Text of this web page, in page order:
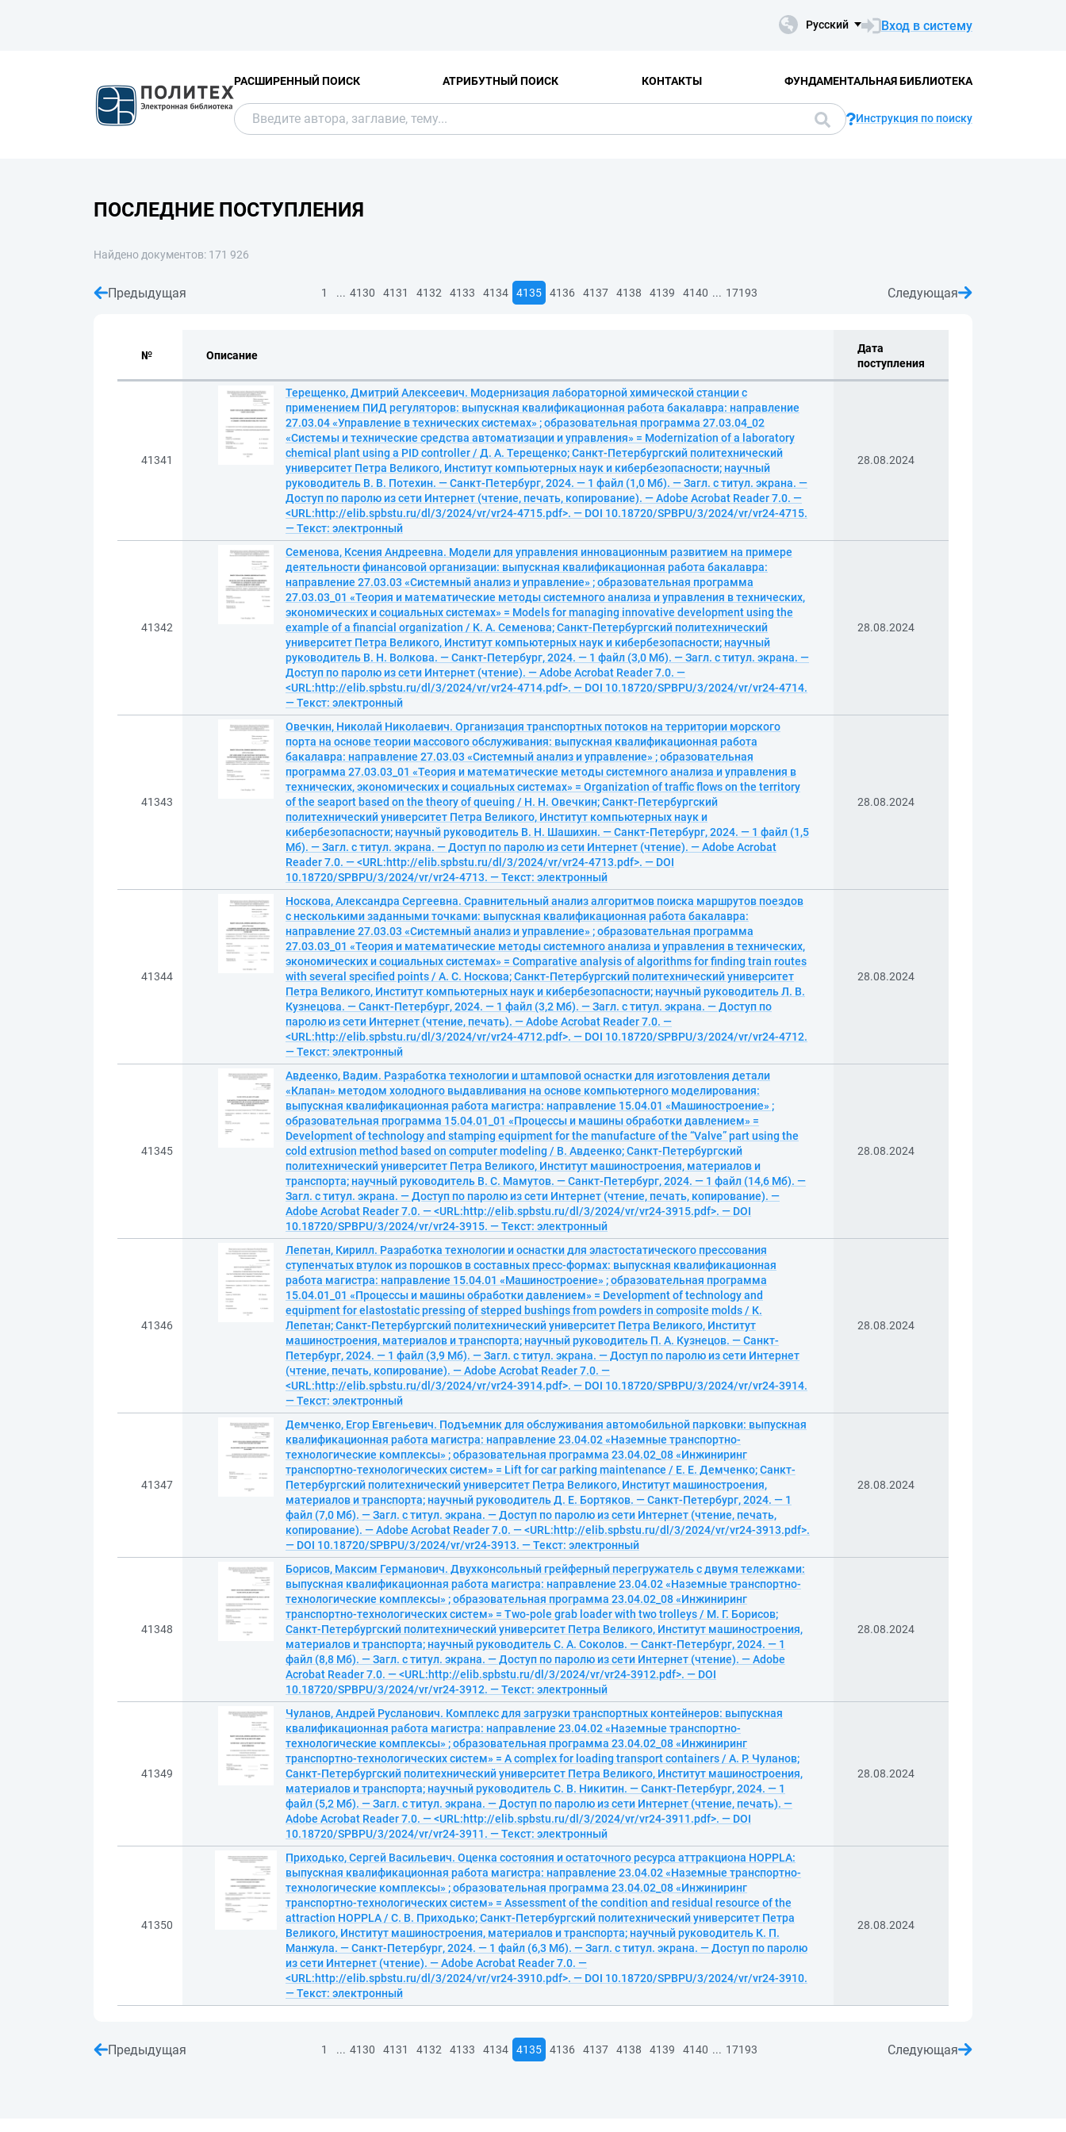
Русский Вход в систему
РАСШИРЕННЫЙ ПОИСК АТРИБУТНЫЙ ПОИСК КОНТАКТЫ ФУНДАМЕНТАЛЬНАЯ БИБЛИОТЕКА
Инструкция по поиску
ПОСЛЕДНИЕ ПОСТУПЛЕНИЯ
Найдено документов: 171 926
Предыдущая 1 ... 4130 4131 4132 4133 4134 4135 4136 4137 4138 4139 4140 ... 17193 Следующая
№ Описание
Дата
поступления
41341
Терещенко, Дмитрий Алексеевич. Модернизация лабораторной химической станции с
применением ПИД регуляторов: выпускная квалификационная работа бакалавра: направление
27.03.04 «Управление в технических системах» ; образовательная программа 27.03.04_02
«Системы и технические средства автоматизации и управления» = Modernization of a laboratory
chemical plant using a PID controller / Д. А. Терещенко; Санкт-Петербургский политехнический
университет Петра Великого, Институт компьютерных наук и кибербезопасности; научный
руководитель В. В. Потехин. — Санкт-Петербург, 2024. — 1 файл (1,0 Мб). — Загл. с титул. экрана. —
Доступ по паролю из сети Интернет (чтение, печать, копирование). — Adobe Acrobat Reader 7.0. —
<URL:http://elib.spbstu.ru/dl/3/2024/vr/vr24-4715.pdf>. — DOI 10.18720/SPBPU/3/2024/vr/vr24-4715.
— Текст: электронный
28.08.2024
41342
Семенова, Ксения Андреевна. Модели для управления инновационным развитием на примере
деятельности финансовой организации: выпускная квалификационная работа бакалавра:
направление 27.03.03 «Системный анализ и управление» ; образовательная программа
27.03.03_01 «Теория и математические методы системного анализа и управления в технических,
экономичеcких и социальных системах» = Models for managing innovative development using the
example of a financial organization / К. А. Семенова; Санкт-Петербургский политехнический
университет Петра Великого, Институт компьютерных наук и кибербезопасности; научный
руководитель В. Н. Волкова. — Санкт-Петербург, 2024. — 1 файл (3,0 Мб). — Загл. с титул. экрана. —
Доступ по паролю из сети Интернет (чтение). — Adobe Acrobat Reader 7.0. —
<URL:http://elib.spbstu.ru/dl/3/2024/vr/vr24-4714.pdf>. — DOI 10.18720/SPBPU/3/2024/vr/vr24-4714.
— Текст: электронный
28.08.2024
41343
Овечкин, Николай Николаевич. Организация транспортных потоков на территории морского
порта на основе теории массового обслуживания: выпускная квалификационная работа
бакалавра: направление 27.03.03 «Системный анализ и управление» ; образовательная
программа 27.03.03_01 «Теория и математические методы системного анализа и управления в
технических, экономичеcких и социальных системах» = Organization of traffic flows on the territory
of the seaport based on the theory of queuing / Н. Н. Овечкин; Санкт-Петербургский
политехнический университет Петра Великого, Институт компьютерных наук и
кибербезопасности; научный руководитель В. Н. Шашихин. — Санкт-Петербург, 2024. — 1 файл (1,5
Мб). — Загл. с титул. экрана. — Доступ по паролю из сети Интернет (чтение). — Adobe Acrobat
Reader 7.0. — <URL:http://elib.spbstu.ru/dl/3/2024/vr/vr24-4713.pdf>. — DOI
10.18720/SPBPU/3/2024/vr/vr24-4713. — Текст: электронный
28.08.2024
41344
Носкова, Александра Сергеевна. Сравнительный анализ алгоритмов поиска маршрутов поездов
с несколькими заданными точками: выпускная квалификационная работа бакалавра:
направление 27.03.03 «Системный анализ и управление» ; образовательная программа
27.03.03_01 «Теория и математические методы системного анализа и управления в технических,
экономичеcких и социальных системах» = Comparative analysis of algorithms for finding train routes
with several specified points / А. С. Носкова; Санкт-Петербургский политехнический университет
Петра Великого, Институт компьютерных наук и кибербезопасности; научный руководитель Л. В.
Кузнецова. — Санкт-Петербург, 2024. — 1 файл (3,2 Мб). — Загл. с титул. экрана. — Доступ по
паролю из сети Интернет (чтение, печать). — Adobe Acrobat Reader 7.0. —
<URL:http://elib.spbstu.ru/dl/3/2024/vr/vr24-4712.pdf>. — DOI 10.18720/SPBPU/3/2024/vr/vr24-4712.
— Текст: электронный
28.08.2024
41345
Авдеенко, Вадим. Разработка технологии и штамповой оснастки для изготовления детали
«Клапан» методом холодного выдавливания на основе компьютерного моделирования:
выпускная квалификационная работа магистра: направление 15.04.01 «Машиностроение» ;
образовательная программа 15.04.01_01 «Процессы и машины обработки давлением» =
Development of technology and stamping equipment for the manufacture of the “Valve” part using the
cold extrusion method based on computer modeling / В. Авдеенко; Санкт-Петербургский
политехнический университет Петра Великого, Институт машиностроения, материалов и
транспорта; научный руководитель В. С. Мамутов. — Санкт-Петербург, 2024. — 1 файл (14,6 Мб). —
Загл. с титул. экрана. — Доступ по паролю из сети Интернет (чтение, печать, копирование). —
Adobe Acrobat Reader 7.0. — <URL:http://elib.spbstu.ru/dl/3/2024/vr/vr24-3915.pdf>. — DOI
10.18720/SPBPU/3/2024/vr/vr24-3915. — Текст: электронный
28.08.2024
41346
Лепетан, Кирилл. Разработка технологии и оснастки для эластостатического прессования
ступенчатых втулок из порошков в составных пресс-формах: выпускная квалификационная
работа магистра: направление 15.04.01 «Машиностроение» ; образовательная программа
15.04.01_01 «Процессы и машины обработки давлением» = Development of technology and
equipment for elastostatic pressing of stepped bushings from powders in composite molds / К.
Лепетан; Санкт-Петербургский политехнический университет Петра Великого, Институт
машиностроения, материалов и транспорта; научный руководитель П. А. Кузнецов. — Санкт-
Петербург, 2024. — 1 файл (3,9 Мб). — Загл. с титул. экрана. — Доступ по паролю из сети Интернет
(чтение, печать, копирование). — Adobe Acrobat Reader 7.0. —
<URL:http://elib.spbstu.ru/dl/3/2024/vr/vr24-3914.pdf>. — DOI 10.18720/SPBPU/3/2024/vr/vr24-3914.
— Текст: электронный
28.08.2024
41347
Демченко, Егор Евгеньевич. Подъемник для обслуживания автомобильной парковки: выпускная
квалификационная работа магистра: направление 23.04.02 «Наземные транспортно-
технологические комплексы» ; образовательная программа 23.04.02_08 «Инжиниринг
транспортно-технологических систем» = Lift for car parking maintenance / Е. Е. Демченко; Санкт-
Петербургский политехнический университет Петра Великого, Институт машиностроения,
материалов и транспорта; научный руководитель Д. Е. Бортяков. — Санкт-Петербург, 2024. — 1
файл (7,0 Мб). — Загл. с титул. экрана. — Доступ по паролю из сети Интернет (чтение, печать,
копирование). — Adobe Acrobat Reader 7.0. — <URL:http://elib.spbstu.ru/dl/3/2024/vr/vr24-3913.pdf>.
— DOI 10.18720/SPBPU/3/2024/vr/vr24-3913. — Текст: электронный
28.08.2024
41348
Борисов, Максим Германович. Двухконсольный грейферный перегружатель с двумя тележками:
выпускная квалификационная работа магистра: направление 23.04.02 «Наземные транспортно-
технологические комплексы» ; образовательная программа 23.04.02_08 «Инжиниринг
транспортно-технологических систем» = Two-pole grab loader with two trolleys / М. Г. Борисов;
Санкт-Петербургский политехнический университет Петра Великого, Институт машиностроения,
материалов и транспорта; научный руководитель С. А. Соколов. — Санкт-Петербург, 2024. — 1
файл (8,8 Мб). — Загл. с титул. экрана. — Доступ по паролю из сети Интернет (чтение). — Adobe
Acrobat Reader 7.0. — <URL:http://elib.spbstu.ru/dl/3/2024/vr/vr24-3912.pdf>. — DOI
10.18720/SPBPU/3/2024/vr/vr24-3912. — Текст: электронный
28.08.2024
41349
Чуланов, Андрей Русланович. Комплекс для загрузки транспортных контейнеров: выпускная
квалификационная работа магистра: направление 23.04.02 «Наземные транспортно-
технологические комплексы» ; образовательная программа 23.04.02_08 «Инжиниринг
транспортно-технологических систем» = A complex for loading transport containers / А. Р. Чуланов;
Санкт-Петербургский политехнический университет Петра Великого, Институт машиностроения,
материалов и транспорта; научный руководитель С. В. Никитин. — Санкт-Петербург, 2024. — 1
файл (5,2 Мб). — Загл. с титул. экрана. — Доступ по паролю из сети Интернет (чтение, печать). —
Adobe Acrobat Reader 7.0. — <URL:http://elib.spbstu.ru/dl/3/2024/vr/vr24-3911.pdf>. — DOI
10.18720/SPBPU/3/2024/vr/vr24-3911. — Текст: электронный
28.08.2024
41350
Приходько, Сергей Васильевич. Оценка состояния и остаточного ресурса аттракциона HOPPLA:
выпускная квалификационная работа магистра: направление 23.04.02 «Наземные транспортно-
технологические комплексы» ; образовательная программа 23.04.02_08 «Инжиниринг
транспортно-технологических систем» = Assessment of the condition and residual resource of the
attraction HOPPLA / С. В. Приходько; Санкт-Петербургский политехнический университет Петра
Великого, Институт машиностроения, материалов и транспорта; научный руководитель К. П.
Манжула. — Санкт-Петербург, 2024. — 1 файл (6,3 Мб). — Загл. с титул. экрана. — Доступ по паролю
из сети Интернет (чтение). — Adobe Acrobat Reader 7.0. —
<URL:http://elib.spbstu.ru/dl/3/2024/vr/vr24-3910.pdf>. — DOI 10.18720/SPBPU/3/2024/vr/vr24-3910.
— Текст: электронный
28.08.2024
Предыдущая 1 ... 4130 4131 4132 4133 4134 4135 4136 4137 4138 4139 4140 ... 17193 Следующая